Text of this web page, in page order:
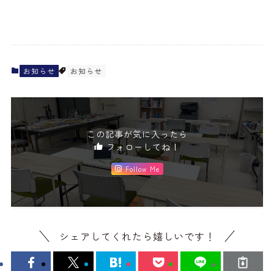
お知らせ お知らせ
この記事が気に入ったら
フォローしてね！
Follow Me
シェアしてくれたら嬉しいです！